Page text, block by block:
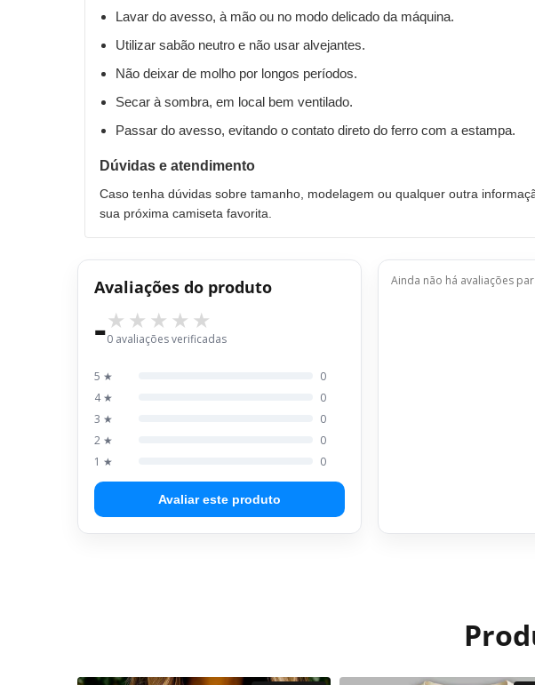
Lavar do avesso, à mão ou no modo delicado da máquina.
Utilizar sabão neutro e não usar alvejantes.
Não deixar de molho por longos períodos.
Secar à sombra, em local bem ventilado.
Passar do avesso, evitando o contato direto do ferro com a estampa.
Dúvidas e atendimento
Caso tenha dúvidas sobre tamanho, modelagem ou qualquer outra
sua próxima camiseta favorita.
Avaliações do produto
-0 avaliações verificadas
5 ★
0
4 ★
0
3 ★
0
2 ★
0
1 ★
0
Avaliar este produto
Ainda não há avaliações